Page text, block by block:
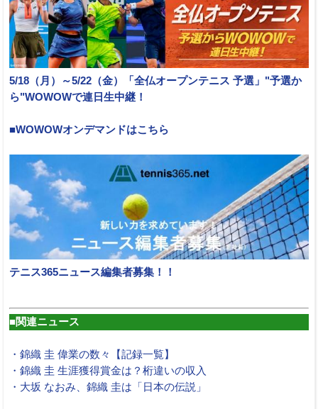
5/18（月）～5/22（金）「全仏オープンテニス 予選」"予選か
ら"WOWOWで連日生中継！
■WOWOWオンデマンドはこちら
テニス365ニュース編集者募集！！
■関連ニュース
・錦織 圭 偉業の数々【記録一覧】
・錦織 圭 生涯獲得賞金は？桁違いの収入
・大坂 なおみ、錦織 圭は「日本の伝説」